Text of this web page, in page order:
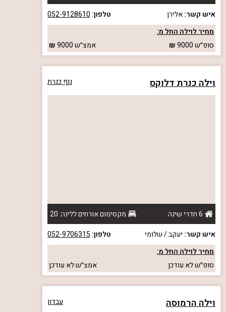
איש קשר:אלירן טלפון: 052-9128610
מחיר לוילה החל מ:
סופ״ש9000 אמצ״ש9000
וילה כנרת דלוקס נוף כנרת
6 חדרי שינה
מקסימום אורחים ללינה: 20
איש קשר: יעקב / שלומי טלפון: 052-9706315
מחיר לוילה החל מ:
סופ״שלא עודכן אמצ״שלא עודכן
וילה הרמוסה עבדון